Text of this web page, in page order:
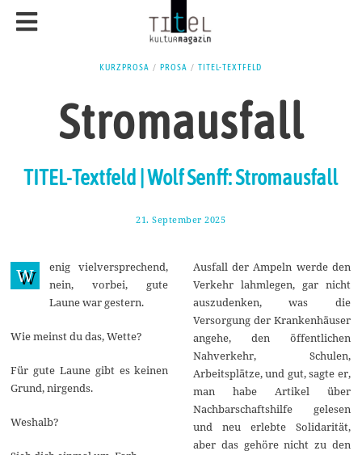
KURZPROSA / PROSA / TITEL-TEXTFELD
Stromausfall
TITEL-Textfeld | Wolf Senff: Stromausfall
21. September 2025
e
t
e
m
b
e
r
0
W
enig vielversprechend,
nein, vorbei, gute
Laune war gestern.
Wie meinst du das, Wette?
Für gute Laune gibt es keinen
Grund, nirgends.
Weshalb?
Ausfall der Ampeln werde den
Verkehr lahmlegen, gar nicht
auszudenken, was die
Versorgung der Krankenhäuser
angehe, den öffentlichen
Nahverkehr, Schulen,
Arbeitsplätze, und gut, sagte er,
man habe Artikel über
Nachbarschaftshilfe gelesen
und neu erlebte Solidarität,
aber das gehöre nicht zu den